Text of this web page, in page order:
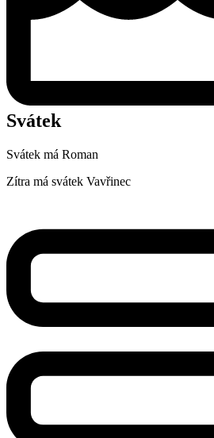
Svátek
Svátek má Roman
Zítra má svátek Vavřinec